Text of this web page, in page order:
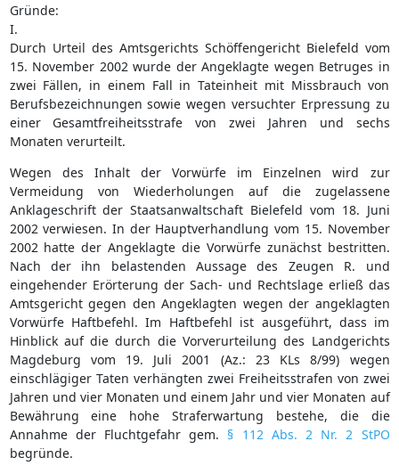
Gründe:
I.
Durch Urteil des Amtsgerichts Schöffengericht Bielefeld vom
15. November 2002 wurde der Angeklagte wegen Betruges in
zwei Fällen, in einem Fall in Tateinheit mit Missbrauch von
Berufsbezeichnungen sowie wegen versuchter Erpressung zu
einer Gesamtfreiheitsstrafe von zwei Jahren und sechs
Monaten verurteilt.
Wegen des Inhalt der Vorwürfe im Einzelnen wird zur
Vermeidung von Wiederholungen auf die zugelassene
Anklageschrift der Staatsanwaltschaft Bielefeld vom 18. Juni
2002 verwiesen. In der Hauptverhandlung vom 15. November
2002 hatte der Angeklagte die Vorwürfe zunächst bestritten.
Nach der ihn belastenden Aussage des Zeugen R. und
eingehender Erörterung der Sach- und Rechtslage erließ das
Amtsgericht gegen den Angeklagten wegen der angeklagten
Vorwürfe Haftbefehl. Im Haftbefehl ist ausgeführt, dass im
Hinblick auf die durch die Vorverurteilung des Landgerichts
Magdeburg vom 19. Juli 2001 (Az.: 23 KLs 8/99) wegen
einschlägiger Taten verhängten zwei Freiheitsstrafen von zwei
Jahren und vier Monaten und einem Jahr und vier Monaten auf
Bewährung eine hohe Straferwartung bestehe, die die
Annahme der Fluchtgefahr gem. § 112 Abs. 2 Nr. 2 StPO
begründe.